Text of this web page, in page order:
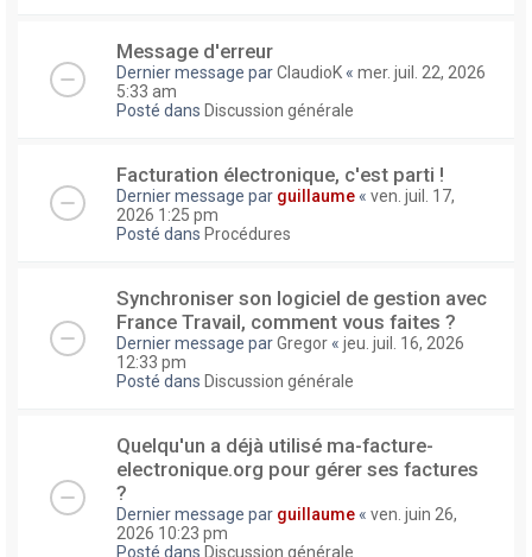
Message d'erreur
Dernier message parClaudioK « mer. juil. 22, 2026
5:33 am
Posté dans Discussion générale
Facturation électronique, c'est parti !
Dernier message par guillaume « ven. juil. 17,
2026 1:25 pm
Posté dans Procédures
Synchroniser son logiciel de gestion avec
France Travail, comment vous faites ?
Dernier message parGregor « jeu. juil. 16, 2026
12:33 pm
Posté dans Discussion générale
Quelqu'un a déjà utilisé ma-facture-
electronique.org pour gérer ses factures
?
Dernier message par guillaume « ven. juin 26,
2026 10:23 pm
Posté dans Discussion générale